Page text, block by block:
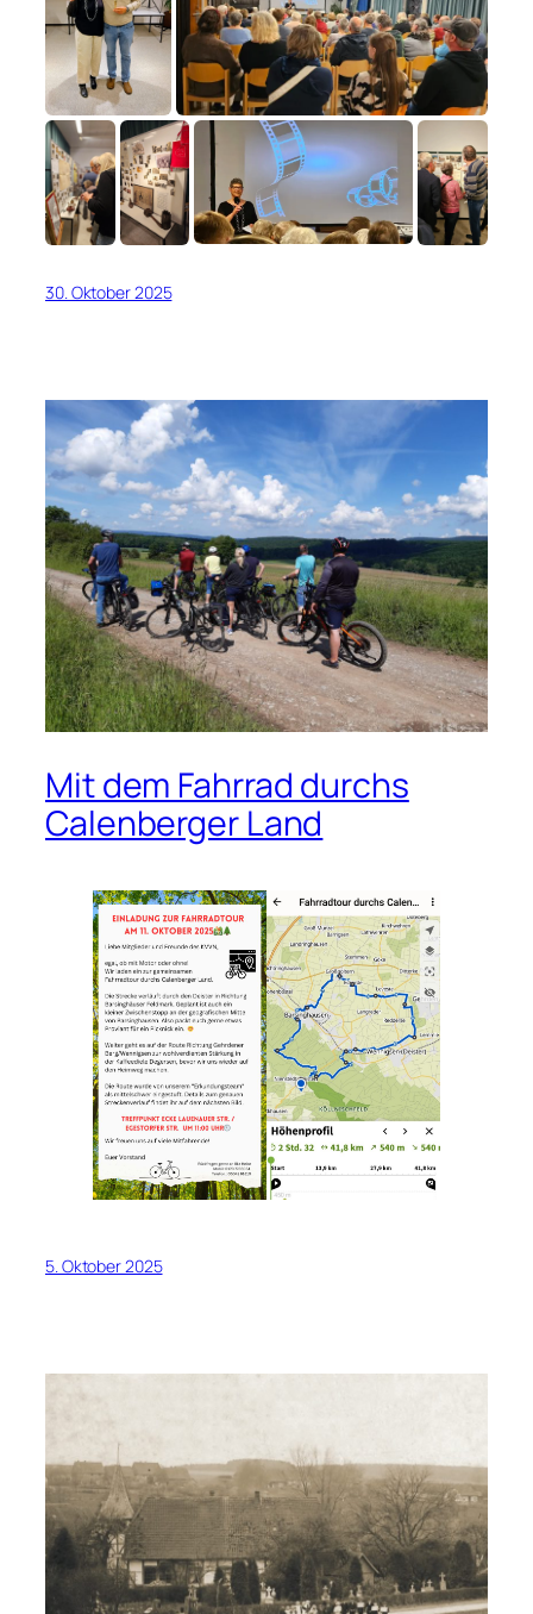
30. Oktober 2025
Mit dem Fahrrad durchs
Calenberger Land
5. Oktober 2025